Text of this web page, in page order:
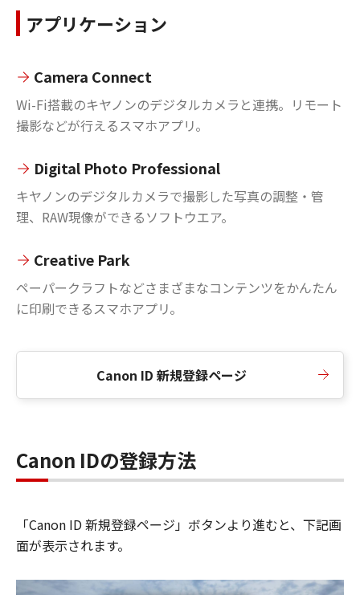
アプリケーション
Camera Connect
Wi-Fi搭載のキヤノンのデジタルカメラと連携。リモート
撮影などが行えるスマホアプリ。
Digital Photo Professional
キヤノンのデジタルカメラで撮影した写真の調整・管
理、RAW現像ができるソフトウエア。
Creative Park
ペーパークラフトなどさまざまなコンテンツをかんたん
に印刷できるスマホアプリ。
Canon ID 新規登録ページ
Canon IDの登録方法
「Canon ID 新規登録ページ」ボタンより進むと、下記画
面が表示されます。